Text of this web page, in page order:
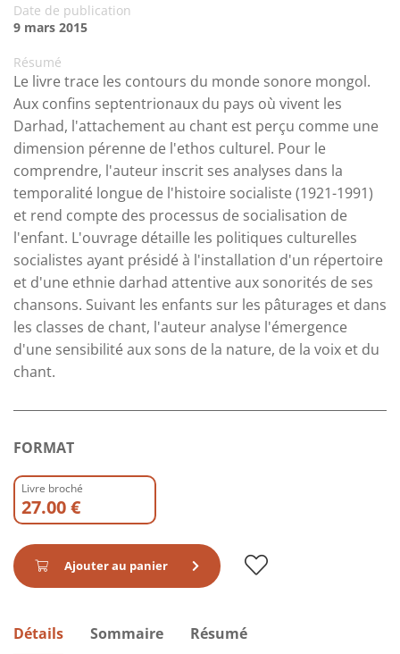
Date de publication
9 mars 2015
Résumé
Le livre trace les contours du monde sonore mongol.
Aux confins septentrionaux du pays où vivent les
Darhad, l'attachement au chant est perçu comme une
dimension pérenne de l'ethos culturel. Pour le
comprendre, l'auteur inscrit ses analyses dans la
temporalité longue de l'histoire socialiste (1921-1991)
et rend compte des processus de socialisation de
l'enfant. L'ouvrage détaille les politiques culturelles
socialistes ayant présidé à l'installation d'un répertoire
et d'une ethnie darhad attentive aux sonorités de ses
chansons. Suivant les enfants sur les pâturages et dans
les classes de chant, l'auteur analyse l'émergence
d'une sensibilité aux sons de la nature, de la voix et du
chant.
FORMAT
Livre broché
27.00 €
Ajouter au panier
Détails Sommaire Résumé